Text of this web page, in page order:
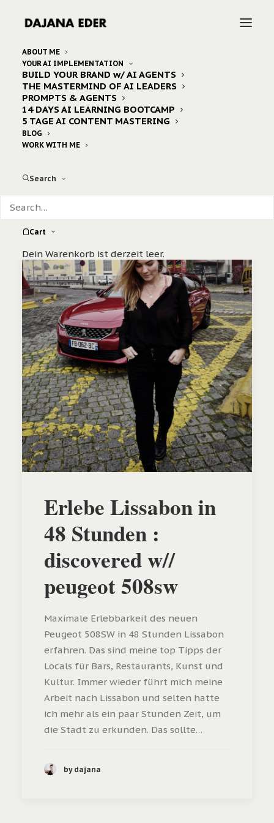
ABOUT ME
YOUR AI IMPLEMENTATION
BUILD YOUR BRAND w/ AI AGENTS
THE MASTERMIND OF AI LEADERS
PROMPTS & AGENTS
14 DAYS AI LEARNING BOOTCAMP
5 TAGE AI CONTENT MASTERING
BLOG
WORK WITH ME
Search
Cart
Dein Warenkorb ist derzeit leer.
Home Posts Tagged "peugeot508sw"
Erlebe Lissabon in
48 Stunden :
discovered w//
peugeot 508sw
Maximale Erlebbarkeit des neuen
Peugeot 508SW in 48 Stunden Lissabon
erfahren. Das sind meine top Tipps der
Locals für Bars, Restaurants, Kunst und
Kultur. Immer wieder führt mich meine
Arbeit nach Lissabon und selten hatte
ich mehr als ein paar Stunden Zeit, um
die Stadt zu erkunden. Das sollte…
by dajana